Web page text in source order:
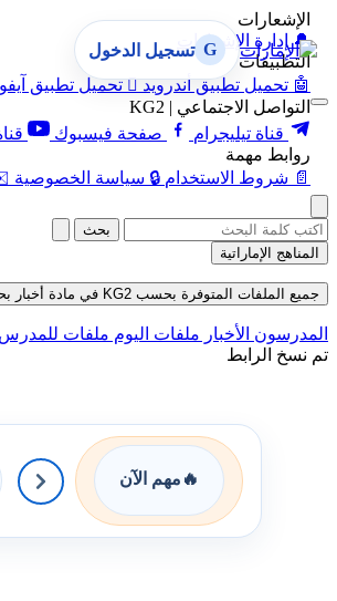
الإشعارات
🔔 إدارة الإشعارات
التطبيقات
🤖 تحميل تطبيق أندرويد  تحميل تطبيق
التواصل الاجتماعي | KG2
قناة تيليجرام
صفحة فيسبوك
روابط مهمة
📄 شروط الاستخدام 🔒 سياسة الخصوصية
G تسجيل الدخول
بحث
المناهج الإماراتية
جميع الملفات المتوفرة بحسب KG2 في مادة أخبار بحسب الفصل الثاني في قسم ملفات متنوعة حتى تاريخ 07-08-2026
المدرسون الأخبار ملفات اليوم ملفات للمدرس
تم نسخ الرابط
🔥 مهم الآن